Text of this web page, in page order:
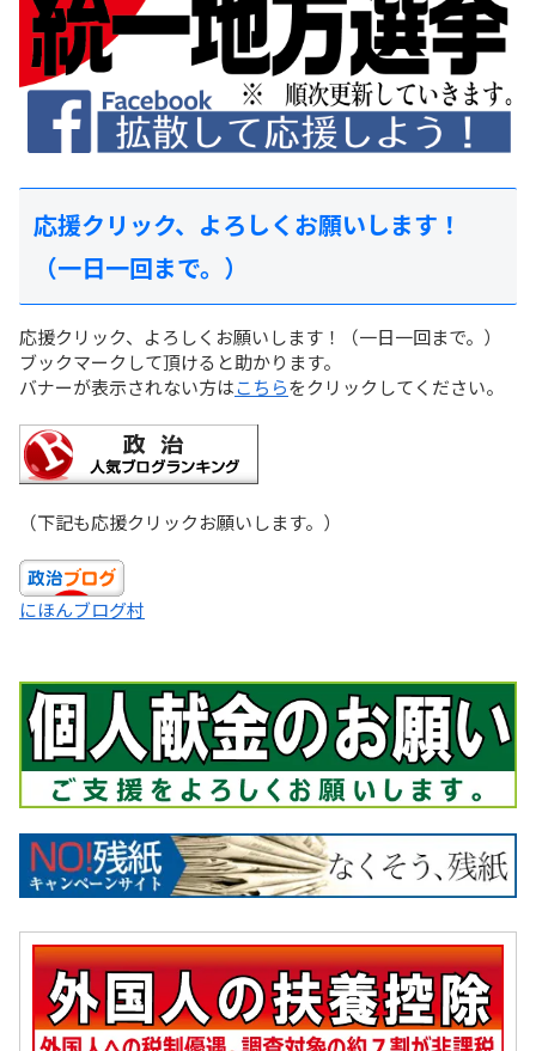
応援クリック、よろしくお願いします！
（一日一回まで。）
応援クリック、よろしくお願いします！（一日一回まで。）
ブックマークして頂けると助かります。
バナーが表示されない方はこちらをクリックしてください。
（下記も応援クリックお願いします。）
にほんブログ村